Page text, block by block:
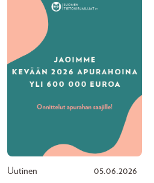
Uutinen 05.06.2026